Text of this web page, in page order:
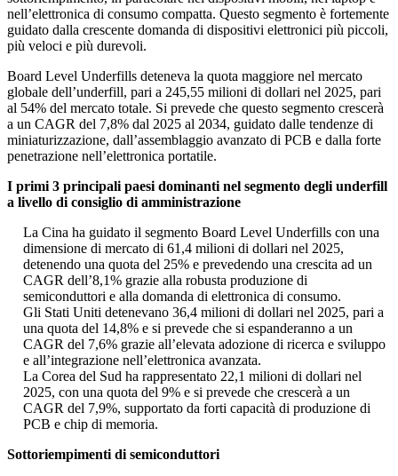
nell’elettronica di consumo compatta. Questo segmento è fortemente
guidato dalla crescente domanda di dispositivi elettronici più piccoli,
più veloci e più durevoli.
Board Level Underfills deteneva la quota maggiore nel mercato
globale dell’underfill, pari a 245,55 milioni di dollari nel 2025, pari
al 54% del mercato totale. Si prevede che questo segmento crescerà
a un CAGR del 7,8% dal 2025 al 2034, guidato dalle tendenze di
miniaturizzazione, dall’assemblaggio avanzato di PCB e dalla forte
penetrazione nell’elettronica portatile.
I primi 3 principali paesi dominanti nel segmento degli underfill
a livello di consiglio di amministrazione
La Cina ha guidato il segmento Board Level Underfills con una
dimensione di mercato di 61,4 milioni di dollari nel 2025,
detenendo una quota del 25% e prevedendo una crescita ad un
CAGR dell’8,1% grazie alla robusta produzione di
semiconduttori e alla domanda di elettronica di consumo.
Gli Stati Uniti detenevano 36,4 milioni di dollari nel 2025, pari a
una quota del 14,8% e si prevede che si espanderanno a un
CAGR del 7,6% grazie all’elevata adozione di ricerca e sviluppo
e all’integrazione nell’elettronica avanzata.
La Corea del Sud ha rappresentato 22,1 milioni di dollari nel
2025, con una quota del 9% e si prevede che crescerà a un
CAGR del 7,9%, supportato da forti capacità di produzione di
PCB e chip di memoria.
Sottoriempimenti di semiconduttori